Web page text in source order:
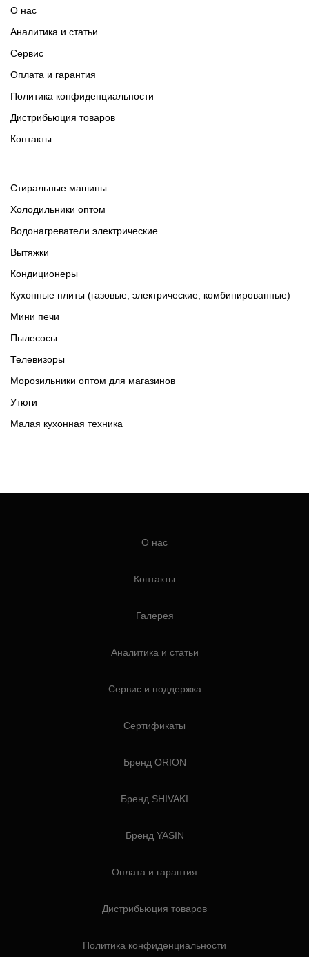
О нас
Аналитика и статьи
Сервис
Оплата и гарантия
Политика конфиденциальности
Дистрибьюция товаров
Контакты
Cтиральные машины
Холодильники оптом
Водонагреватели электрические
Вытяжки
Кондиционеры
Кухонные плиты (газовые, электрические, комбинированные)
Мини печи
Пылесосы
Телевизоры
Морозильники оптом для магазинов
Утюги
Малая кухонная техника
О нас
Контакты
Галерея
Аналитика и статьи
Сервис и поддержка
Сертификаты
Бренд ORION
Бренд SHIVAKI
Бренд YASIN
Оплата и гарантия
Дистрибьюция товаров
Политика конфиденциальности